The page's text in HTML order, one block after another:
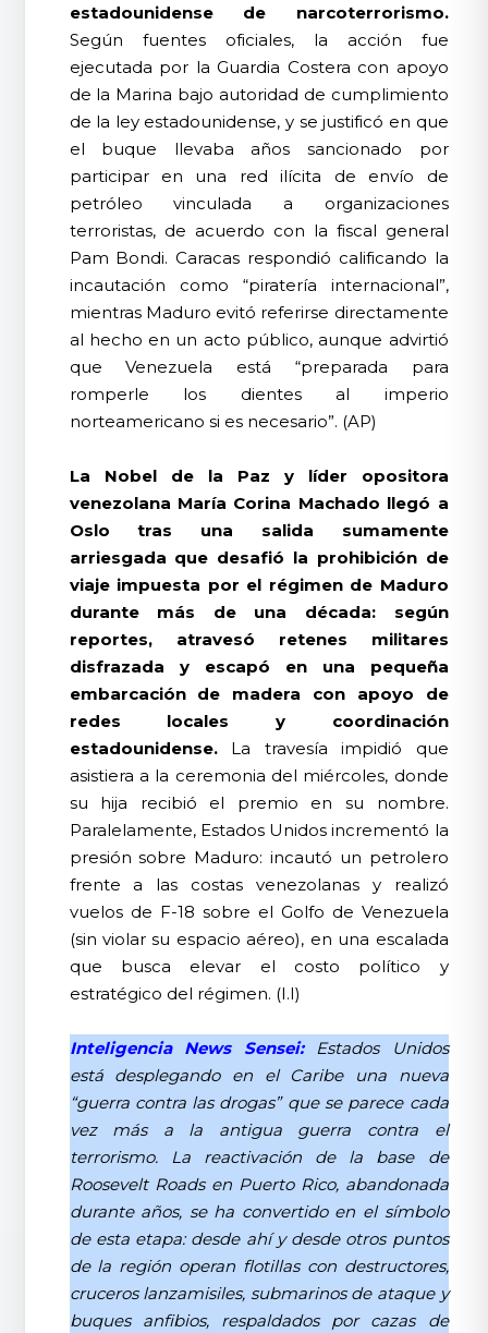
estadounidense de narcoterrorismo.
Según fuentes oficiales, la acción fue
ejecutada por la Guardia Costera con apoyo
de la Marina bajo autoridad de cumplimiento
de la ley estadounidense, y se justificó en que
el buque llevaba años sancionado por
participar en una red ilícita de envío de
petróleo vinculada a organizaciones
terroristas, de acuerdo con la fiscal general
Pam Bondi. Caracas respondió calificando la
incautación como “piratería internacional”,
mientras Maduro evitó referirse directamente
al hecho en un acto público, aunque advirtió
que Venezuela está “preparada para
romperle los dientes al imperio
norteamericano si es necesario”. (AP)
La Nobel de la Paz y líder opositora
venezolana María Corina Machado llegó a
Oslo tras una salida sumamente
arriesgada que desafió la prohibición de
viaje impuesta por el régimen de Maduro
durante más de una década: según
reportes, atravesó retenes militares
disfrazada y escapó en una pequeña
embarcación de madera con apoyo de
redes locales y coordinación
estadounidense. La travesía impidió que
asistiera a la ceremonia del miércoles, donde
su hija recibió el premio en su nombre.
Paralelamente, Estados Unidos incrementó la
presión sobre Maduro: incautó un petrolero
frente a las costas venezolanas y realizó
vuelos de F-18 sobre el Golfo de Venezuela
(sin violar su espacio aéreo), en una escalada
que busca elevar el costo político y
estratégico del régimen. (I.I)
Inteligencia News Sensei:Estados Unidos
está desplegando en el Caribe una nueva
“guerra contra las drogas” que se parece cada
vez más a la antigua guerra contra el
terrorismo. La reactivación de la base de
Roosevelt Roads en Puerto Rico, abandonada
durante años, se ha convertido en el símbolo
de esta etapa: desde ahí y desde otros puntos
de la región operan flotillas con destructores,
cruceros lanzamisiles, submarinos de ataque y
buques anfibios, respaldados por cazas de